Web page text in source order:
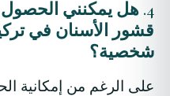
4. هل يمكنني
قشور الأسنان في
شخصية؟
على الرغم من إمكانية